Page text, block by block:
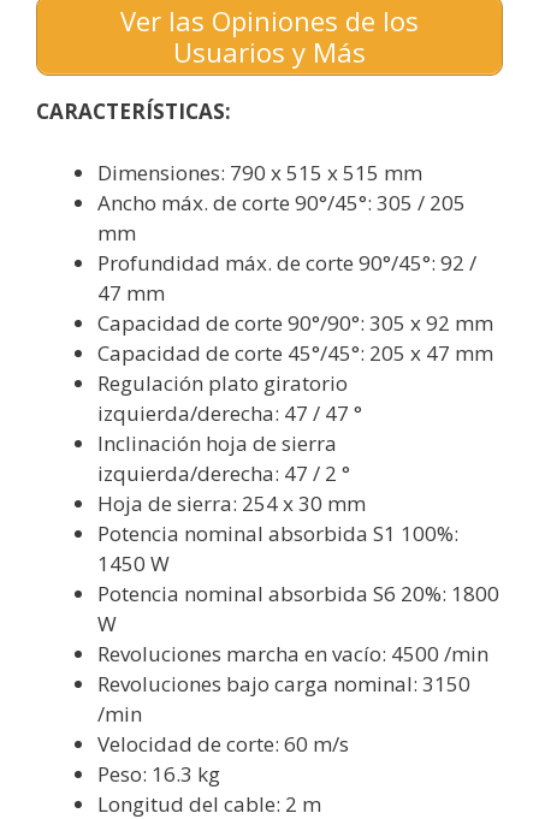
Ver las Opiniones de los
Usuarios y Más
CARACTERÍSTICAS:
Dimensiones: 790 x 515 x 515 mm
Ancho máx. de corte 90°/45°: 305 / 205
mm
Profundidad máx. de corte 90°/45°: 92 /
47 mm
Capacidad de corte 90°/90°: 305 x 92 mm
Capacidad de corte 45°/45°: 205 x 47 mm
Regulación plato giratorio
izquierda/derecha: 47 / 47 °
Inclinación hoja de sierra
izquierda/derecha: 47 / 2 °
Hoja de sierra: 254 x 30 mm
Potencia nominal absorbida S1 100%:
1450 W
Potencia nominal absorbida S6 20%: 1800
W
Revoluciones marcha en vacío: 4500 /min
Revoluciones bajo carga nominal: 3150
/min
Velocidad de corte: 60 m/s
Peso: 16.3 kg
Longitud del cable: 2 m